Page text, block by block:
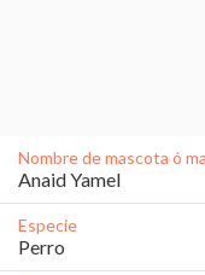
Nombre de mascota ó
Anaid Yamel
Especie
Perro